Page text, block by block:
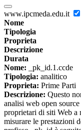
www.ipcmeda.edu.it
Nome
Tipologia
Proprieta
Descrizione
Durata
Nome: _pk_id.1.ccde
Tipologia: analitico
Proprieta: Prime Parti
Descrizione: Questo
analisi web open
proprietari di siti Web a
misurare le prestazioni